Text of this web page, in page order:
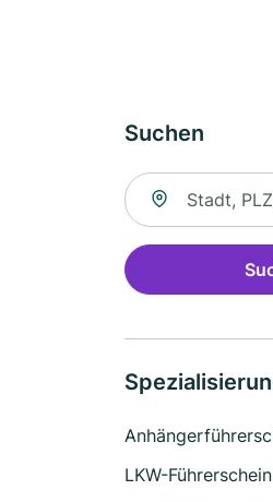
Suchen
Suche nach Ort
LKW-